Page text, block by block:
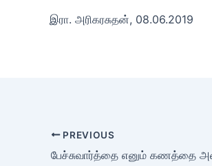
இரா. அரிகரசுதன், 08.06.2019
PREVIOUS
பேச்சுவார்த்தை எனும் கணத்தை